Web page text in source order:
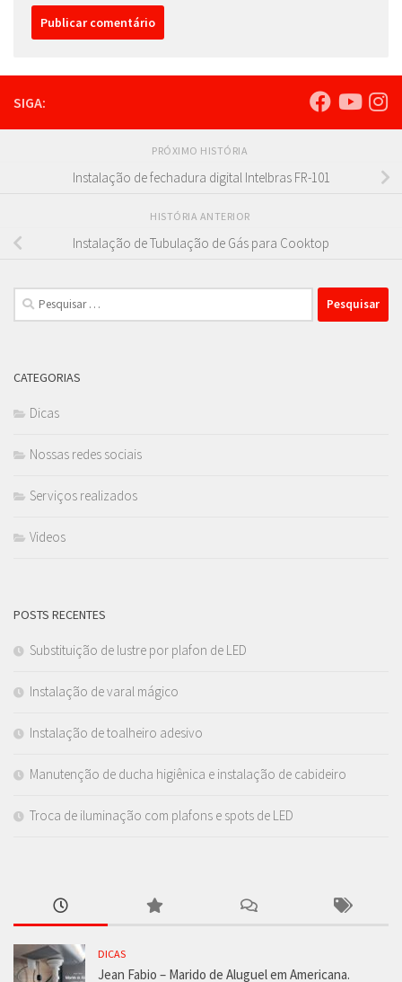
SIGA:
PRÓXIMO HISTÓRIA
Instalação de fechadura digital Intelbras FR-101
HISTÓRIA ANTERIOR
Instalação de Tubulação de Gás para Cooktop
Pesquisar
por:
CATEGORIAS
Dicas
Nossas redes sociais
Serviços realizados
Videos
POSTS RECENTES
Substituição de lustre por plafon de LED
Instalação de varal mágico
Instalação de toalheiro adesivo
Manutenção de ducha higiênica e instalação de cabideiro
Troca de iluminação com plafons e spots de LED
DICAS
Jean Fabio – Marido de Aluguel em Americana.